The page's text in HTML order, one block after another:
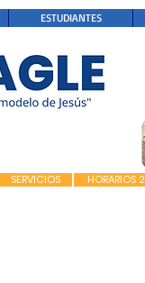
ESTUDIANTES
SERVICIOS HORARIOS